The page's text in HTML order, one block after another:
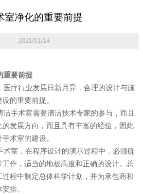
室净化的重要前提
2021/01/14
重要前提
医疗行业发展日新月异，合理的设计与施
的重要前提。
洁手术室需要清洁技术专家的参与，而且
发展方向，而且具有丰富的经验，因此
术室的建设。
术室，在程序设计的演示过程中，必须确
作，适当的地板高度和正确的设计。总
程中制定总体科学计划，并为承包商和
排。